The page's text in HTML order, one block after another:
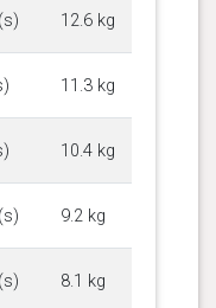
12.6 kg
11.3 kg
10.4 kg
9.2 kg
8.1 kg